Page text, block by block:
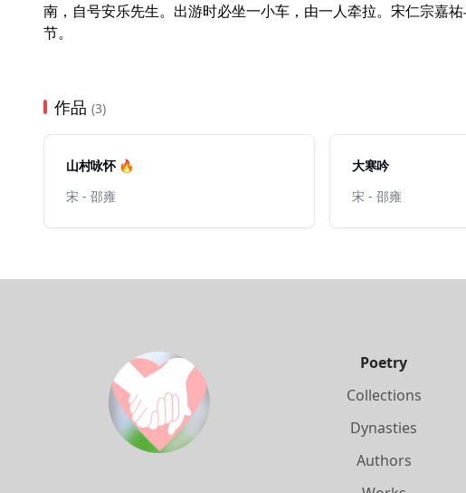
南，自号安乐先生。出游时必坐一小车，由一人牵拉。宋仁宗嘉
节。
作品 (3)
山村咏怀 🔥
宋 - 邵雍
大寒吟
宋 - 邵雍
Poetry
Collections
Dynasties
Authors